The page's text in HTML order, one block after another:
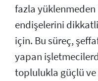
fazla
endişelerini
için. Bu süreç,
yapan
toplulukla güçlü